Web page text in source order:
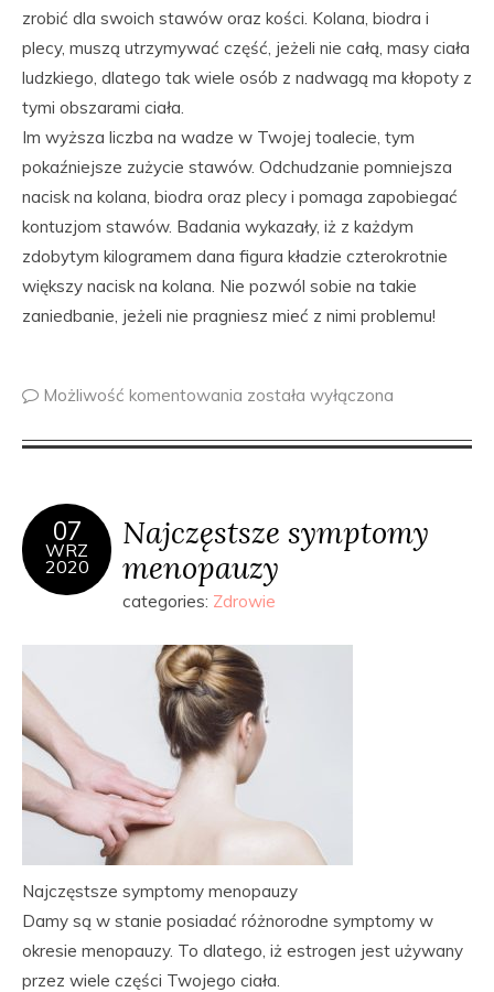
zrobić dla swoich stawów oraz kości. Kolana, biodra i
plecy, muszą utrzymywać część, jeżeli nie całą, masy ciała
ludzkiego, dlatego tak wiele osób z nadwagą ma kłopoty z
tymi obszarami ciała.
Im wyższa liczba na wadze w Twojej toalecie, tym
pokaźniejsze zużycie stawów. Odchudzanie pomniejsza
nacisk na kolana, biodra oraz plecy i pomaga zapobiegać
kontuzjom stawów. Badania wykazały, iż z każdym
zdobytym kilogramem dana figura kładzie czterokrotnie
większy nacisk na kolana. Nie pozwól sobie na takie
zaniedbanie, jeżeli nie pragniesz mieć z nimi problemu!
Możliwość komentowania została wyłączona
07
WRZ
2020
Najczęstsze symptomy
menopauzy
categories: Zdrowie
Najczęstsze symptomy menopauzy
Damy są w stanie posiadać różnorodne symptomy w
okresie menopauzy. To dlatego, iż estrogen jest używany
przez wiele części Twojego ciała.